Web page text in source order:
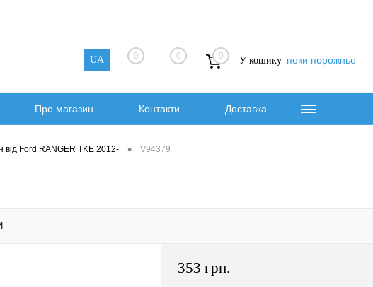
UA 0 0 0 У кошику поки порожньо
Про магазин Контакти Доставка
від Ford RANGER TKE 2012- • V94379
353 грн.